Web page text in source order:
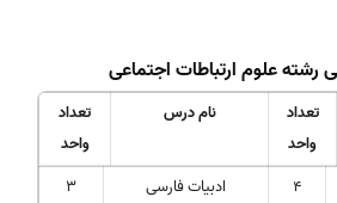
علوم ارتباطات اجتماعی
تعداد
واحد
نام درس
تعداد
واحد
4 ادبیات فارسی 3